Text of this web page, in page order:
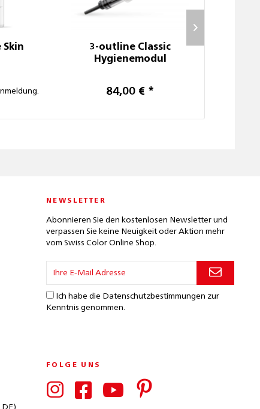
Skin
3-outline Classic
Hygienemodul
84,00 € *
NEWSLETTER
Abonnieren Sie den kostenlosen Newsletter und
verpassen Sie keine Neuigkeit oder Aktion mehr
vom Swiss Color Online Shop.
Ich habe die Datenschutzbestimmungen zur
Kenntnis genommen.
FOLGE UNS